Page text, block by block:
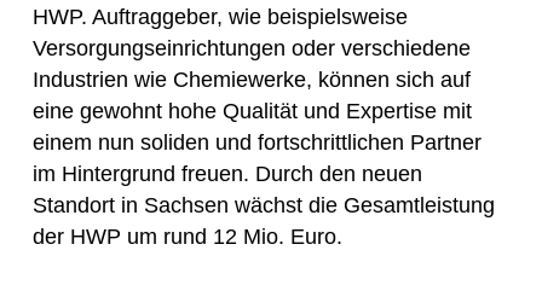
HWP. Auftraggeber, wie beispielsweise
Versorgungseinrichtungen oder verschiedene
Industrien wie Chemiewerke, können sich auf
eine gewohnt hohe Qualität und Expertise mit
einem nun soliden und fortschrittlichen Partner
im Hintergrund freuen. Durch den neuen
Standort in Sachsen wächst die Gesamtleistung
der HWP um rund 12 Mio. Euro.